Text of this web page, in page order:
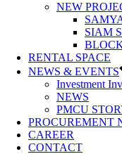
NEW
SIAM
RENTAL SPACE
NEWS & EVENTS
Investment
NEWS
PMCU
PROCUREMENT
CAREER
CONTACT